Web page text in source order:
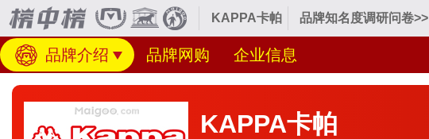
KAPPA卡帕 品牌知名度调研问卷>>
品牌介绍 品牌网购 企业信息
KAPPA卡帕